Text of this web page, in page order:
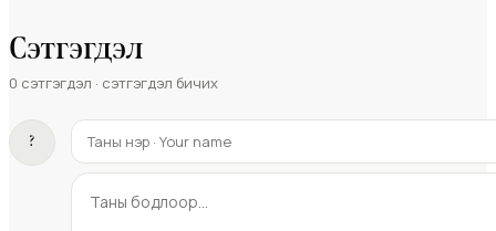
Сэтгэгдэл
0 сэтгэгдэл · сэтгэгдэл бичих
?